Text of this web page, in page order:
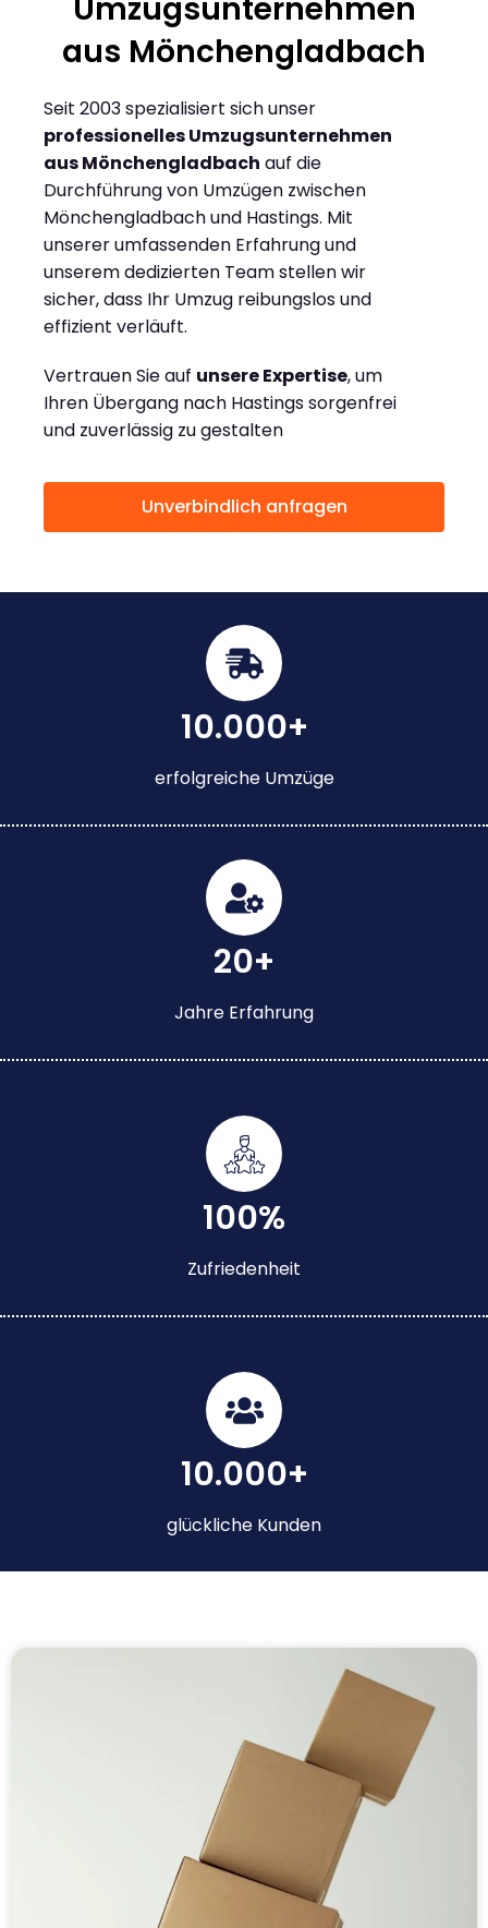
Umzugsunternehmen
aus Mönchengladbach
Seit 2003 spezialisiert sich unser
professionelles Umzugsunternehmen
aus Mönchengladbach auf die
Durchführung von Umzügen zwischen
Mönchengladbach und Hastings. Mit
unserer umfassenden Erfahrung und
unserem dedizierten Team stellen wir
sicher, dass Ihr Umzug reibungslos und
effizient verläuft.
Vertrauen Sie auf unsere Expertise, um
Ihren Übergang nach Hastings sorgenfrei
und zuverlässig zu gestalten
Unverbindlich anfragen
10.000+
erfolgreiche Umzüge
20+
Jahre Erfahrung
100%
Zufriedenheit
10.000+
glückliche Kunden